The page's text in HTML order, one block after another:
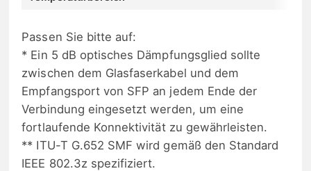
Passen Sie bitte auf:
* Ein 5 dB optisches Dämpfungsglied sollte
zwischen dem Glasfaserkabel und dem
Empfangsport von SFP an jedem Ende der
Verbindung eingesetzt werden, um eine
fortlaufende Konnektivität zu gewährleisten.
** ITU-T G.652 SMF wird gemäß den Standard
IEEE 802.3z spezifiziert.